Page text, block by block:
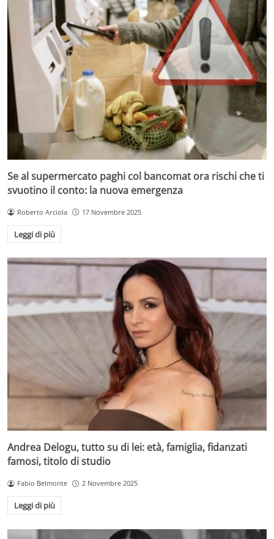
Se al supermercato paghi col bancomat ora rischi che ti
svuotino il conto: la nuova emergenza
Roberto Arciola 17 Novembre 2025
Leggi di più
Andrea Delogu, tutto su di lei: età, famiglia, fidanzati
famosi, titolo di studio
Fabio Belmonte 2 Novembre 2025
Leggi di più